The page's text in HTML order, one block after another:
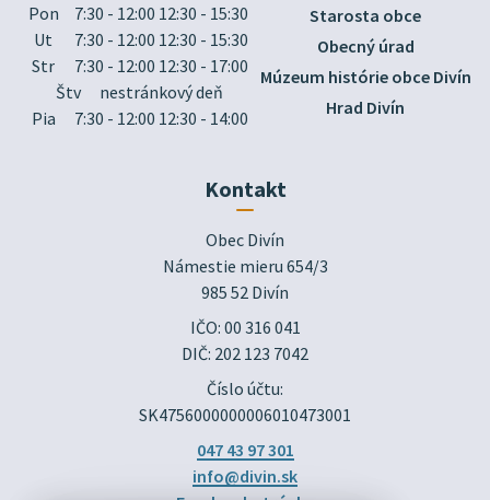
Pon
7:30 - 12:00 12:30 - 15:30
Ut
7:30 - 12:00 12:30 - 15:30
Str
7:30 - 12:00 12:30 - 17:00
Štv
nestránkový deň
Pia
7:30 - 12:00 12:30 - 14:00
Starosta obce
Obecný úrad
Múzeum histórie obce Divín
Hrad Divín
Kontakt
Obec Divín
Námestie mieru 654/3
985 52 Divín
IČO: 00 316 041
DIČ: 202 123 7042
Číslo účtu:
SK4756000000006010473001
047 43 97 301
info@divin.sk